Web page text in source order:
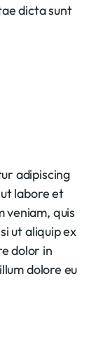
dicta sunt
adipiscing
labore et
veniam, quis
ut aliquip ex
dolor in
dolore eu